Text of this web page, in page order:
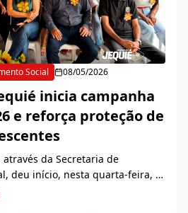
Social 08/05/2026
inicia campanha
e reforça proteção de
da Secretaria de
deu início, nesta quarta-feira, 6,
Especializado de
à campanha Faça...